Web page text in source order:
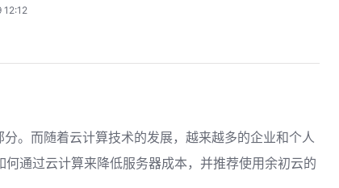
。而随着云计算技术的发展，越来越多的企业和个人
通过云计算来降低服务器成本，并推荐使用余初云的